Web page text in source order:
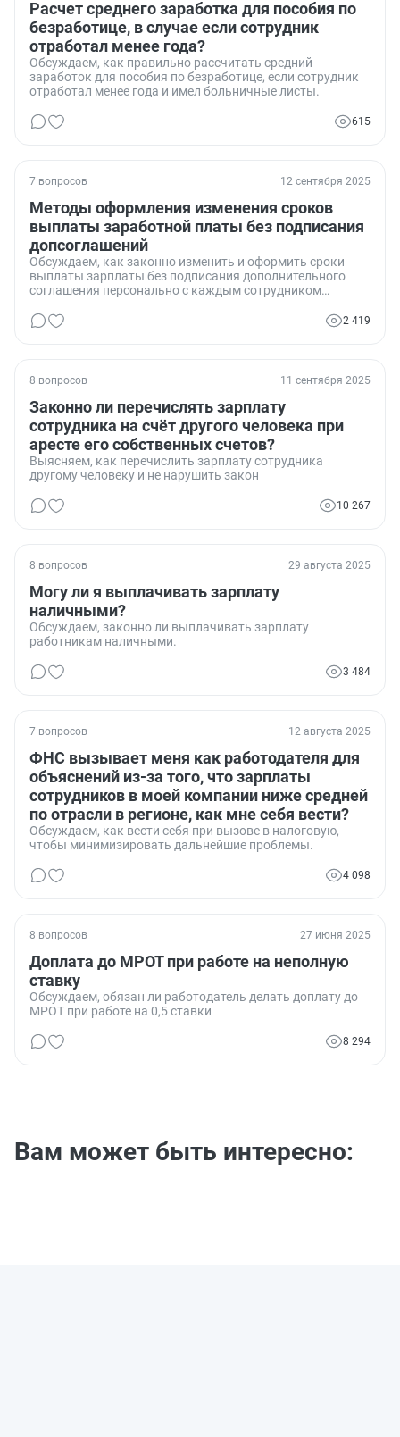
Расчет среднего заработка для пособия по
безработице, в случае если сотрудник
отработал менее года?
Обсуждаем, как правильно рассчитать средний
заработок для пособия по безработице, если сотрудник
отработал менее года и имел больничные листы.
615
7 вопросов 12 сентября 2025
Методы оформления изменения сроков
выплаты заработной платы без подписания
допсоглашений
Обсуждаем, как законно изменить и оформить сроки
выплаты зарплаты без подписания дополнительного
соглашения персонально с каждым сотрудником
2 419
8 вопросов 11 сентября 2025
Законно ли перечислять зарплату
сотрудника на счёт другого человека при
аресте его собственных счетов?
Выясняем, как перечислить зарплату сотрудника
другому человеку и не нарушить закон
10 267
8 вопросов 29 августа 2025
Могу ли я выплачивать зарплату
наличными?
Обсуждаем, законно ли выплачивать зарплату
работникам наличными.
3 484
7 вопросов 12 августа 2025
ФНС вызывает меня как работодателя для
объяснений из-за того, что зарплаты
сотрудников в моей компании ниже средней
по отрасли в регионе, как мне себя вести?
Обсуждаем, как вести себя при вызове в налоговую,
чтобы минимизировать дальнейшие проблемы.
4 098
8 вопросов 27 июня 2025
Доплата до МРОТ при работе на неполную
ставку
Обсуждаем, обязан ли работодатель делать доплату до
МРОТ при работе на 0,5 ставки
8 294
Вам может быть интересно: